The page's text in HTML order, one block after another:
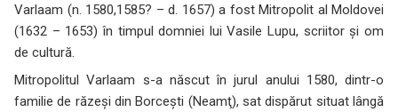
Varlaam (n. 1580,1585? – d. 1657) a fost Mitropolit al Moldovei
(1632 – 1653) în timpul domniei lui Vasile Lupu, scriitor şi om
de cultură.
Mitropolitul Varlaam s-a născut în jurul anului 1580, dintr-o
familie de răzeşi din Borceşti (Neamţ), sat dispărut situat lângă